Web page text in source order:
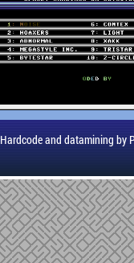
Hardcode and datamining by